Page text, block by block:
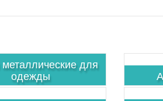
для
одежды